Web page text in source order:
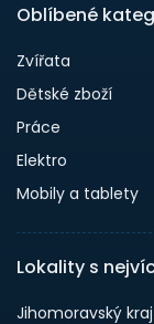
Oblíbené
Zvířata
Dětské zboží
Práce
Elektro
Mobily a tablety
Lokality s
Jihomoravský kraj